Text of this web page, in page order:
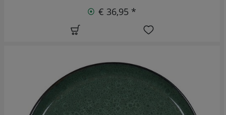
€ 36,95 *